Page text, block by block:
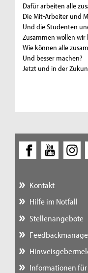
Dafür arbeiten alle
Die Mit-Arbeiter und
Und die Studenten
Zusammen wollen wir
Wie können alle
Und besser machen?
Jetzt und in der
Kontakt
Hilfe im Notfall
Stellenangebote
Informationen